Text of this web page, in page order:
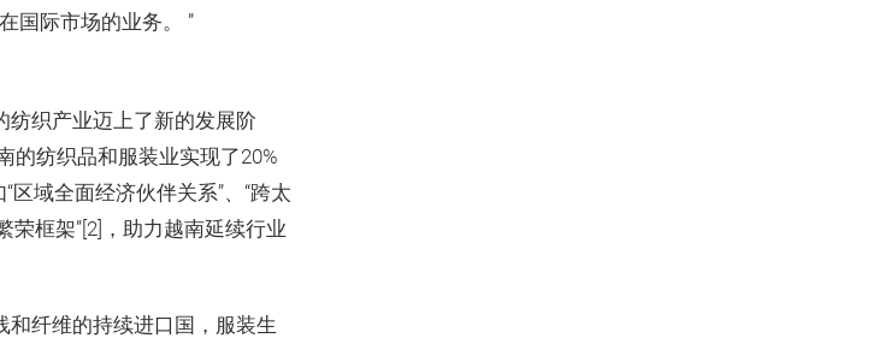
国际市场的业务。 ”
纺织产业迈上了新的发展阶
的纺织品和服装业实现了20%
域全面经济伙伴关系”、“跨太
荣框架”[2]，助力越南延续行业
纤维的持续进口国，服装生